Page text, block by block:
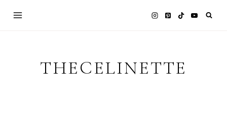
THECELINETTE